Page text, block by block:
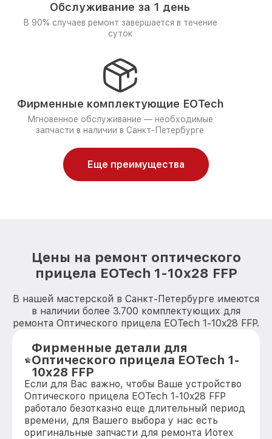
Обслуживание за 1 день
В 90% случаев ремонт завершается в течение
суток
Фирменные комплектующие EOTech
Мгновенное обслуживание — необходимые
запчасти в наличии в Санкт-Петербурге
Еще преимущества
Цены на ремонт оптического
прицела EOTech 1-10x28 FFP
В нашей мастерской в Санкт-Петербурге имеются
в наличии более 3.700 комплектующих для
ремонта Оптического прицела EOTech 1-10x28 FFP.
Фирменные детали для
Оптического прицела EOTech 1-
10x28 FFP
Если для Вас важно, чтобы Ваше устройство
Оптического прицела EOTech 1-10x28 FFP
работало безотказно еще длительный период
времени, для Вашего выбора у нас есть
оригинальные запчасти для ремонта Иотех